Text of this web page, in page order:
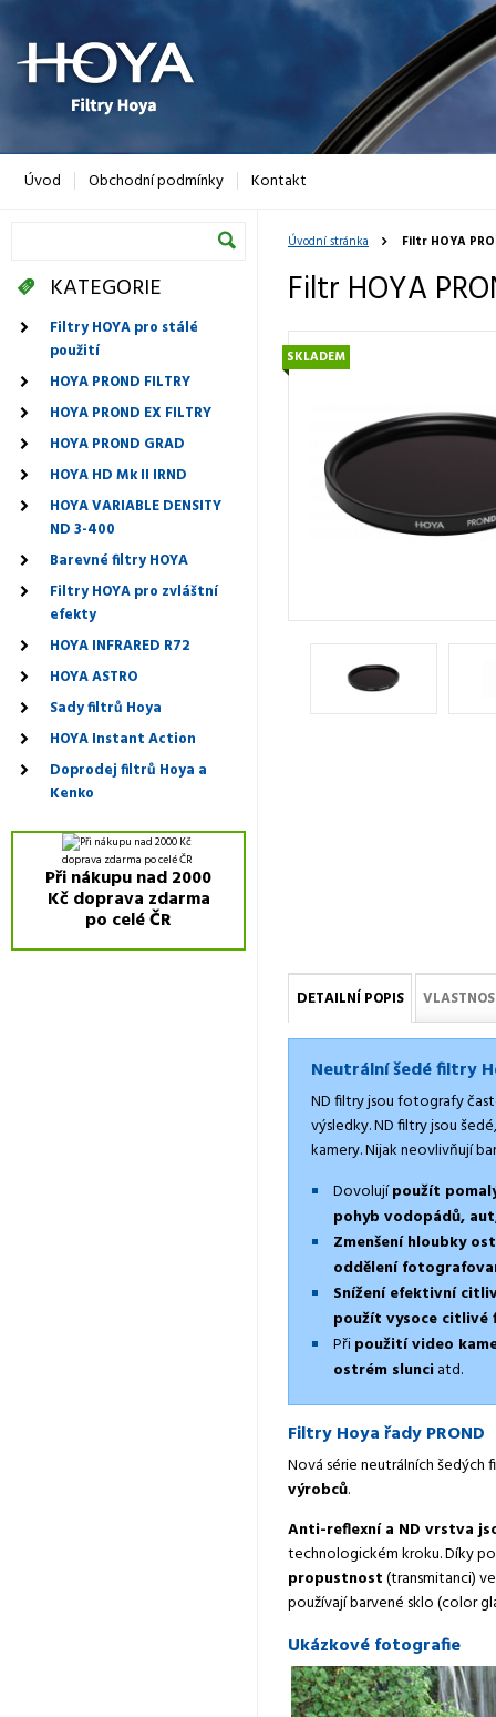
Úvodní stránka Filtr HOYA
Filtr HOYA
SKLADEM
DETAILNÍ POPIS
Neutrální šedé filtry
ND filtry jsou fotografy
výsledky. ND filtry jsou
kamery. Nijak neovlivňují
Dovolujípoužít
pohyb vodopádů,
Zmenšení hloubky
oddělení
Snížení efektivní
použít vysoce citlivé
Připoužití video
ostrém slunciatd.
Filtry Hoya řady PROND
Nová série neutrálních šedých
výrobců.
Anti-reflexní a ND vrstva
technologickém kroku. Díky
propustnost(transmitanci)
používají barvené sklo (color
Ukázkové fotografie
KATEGORIE
Filtry HOYA pro stálé
použití
HOYA PROND FILTRY
HOYA PROND EX FILTRY
HOYA PROND GRAD
HOYA HD Mk II IRND
HOYA VARIABLE DENSITY
ND 3-400
Barevné filtry HOYA
Filtry HOYA pro zvláštní
efekty
HOYA INFRARED R72
HOYA ASTRO
Sady filtrů Hoya
HOYA Instant Action
Doprodej filtrů Hoya a
Kenko
Při nákupu nad 2000
Kč doprava zdarma
po celé ČR
Úvod Obchodní podmínky Kontakt